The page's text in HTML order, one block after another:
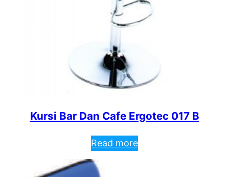
Kursi Bar Dan Cafe Ergotec 017 B
Read more